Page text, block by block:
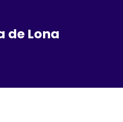
de Lona